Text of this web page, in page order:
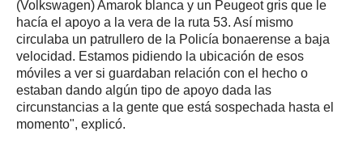
(Volkswagen) Amarok blanca y un Peugeot gris que le
hacía el apoyo a la vera de la ruta 53. Así mismo
circulaba un patrullero de la Policía bonaerense a baja
velocidad. Estamos pidiendo la ubicación de esos
móviles a ver si guardaban relación con el hecho o
estaban dando algún tipo de apoyo dada las
circunstancias a la gente que está sospechada hasta el
momento", explicó.